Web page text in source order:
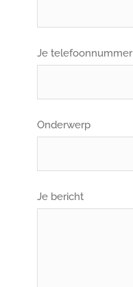
Je telefoonnummer
Onderwerp
Je bericht